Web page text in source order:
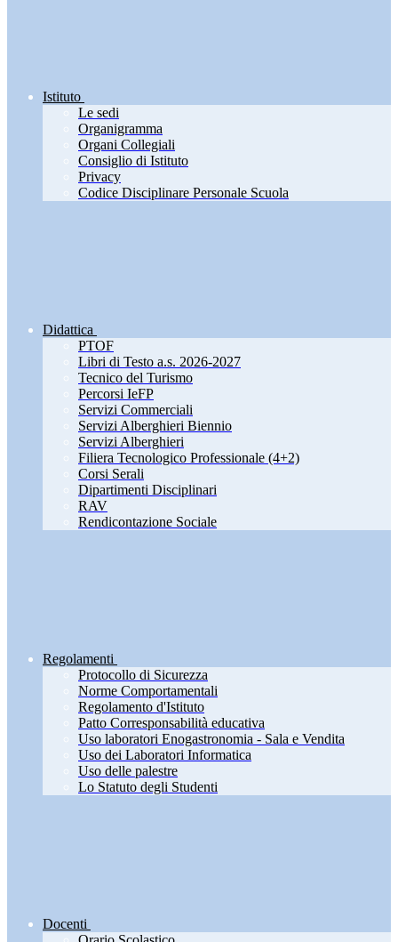
Istituto
Le sedi
Organigramma
Organi Collegiali
Consiglio di Istituto
Privacy
Codice Disciplinare Personale Scuola
Didattica
PTOF
Libri di Testo a.s. 2026-2027
Tecnico del Turismo
Percorsi IeFP
Servizi Commerciali
Servizi Alberghieri Biennio
Servizi Alberghieri
Filiera Tecnologico Professionale (4+2)
Corsi Serali
Dipartimenti Disciplinari
RAV
Rendicontazione Sociale
Regolamenti
Protocollo di Sicurezza
Norme Comportamentali
Regolamento d'Istituto
Patto Corresponsabilità educativa
Uso laboratori Enogastronomia - Sala e Vendita
Uso dei Laboratori Informatica
Uso delle palestre
Lo Statuto degli Studenti
Docenti